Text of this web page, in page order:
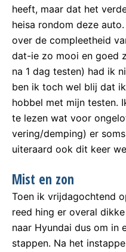
heeft, maar dat het
heisa rondom deze
over de compleetheid
dat-ie zo mooi en goed
na 1 dag testen) had ik
ben ik toch wel blij dat
hobbel met mijn testen.
te lezen wat voor
vering/demping) er
uiteraard ook dit keer
Mist en zon
Toen ik vrijdagochtend
reed hing er overal
naar Hyundai dus om in
stappen. Na het